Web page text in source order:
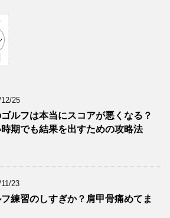
25
ルフは本当にスコアが悪くなる？
期でも結果を出すための攻略法
23
フ練習のしすぎか？肩甲骨痛めてま